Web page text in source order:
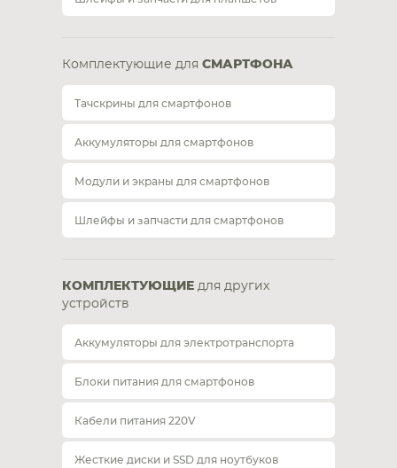
Комплектующие для СМАРТФОНА
Тачскрины для смартфонов
Аккумуляторы для смартфонов
Модули и экраны для смартфонов
Шлейфы и запчасти для смартфонов
КОМПЛЕКТУЮЩИЕ для других
устройств
Аккумуляторы для электротранспорта
Блоки питания для смартфонов
Кабели питания 220V
Жесткие диски и SSD для ноутбуков